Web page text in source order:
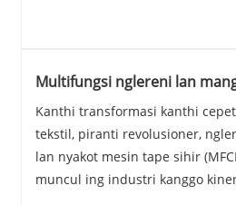
Multifungsi nglereni lan
ing jaman sing anyar saka
Kanthi transformasi kanthi
tekstil, piranti revolusioner,
lan nyakot mesin tape sihir
muncul ing industri kanggo